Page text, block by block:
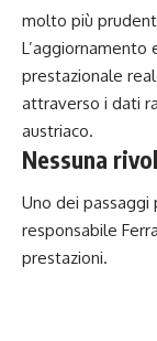
molto più
prestazionale
attraverso i dati
austriaco.
Nessuna
Uno dei passaggi
responsabile
prestazioni.